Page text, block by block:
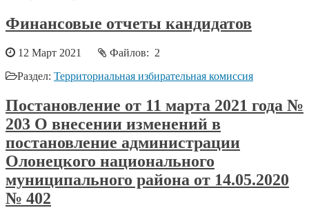
Финансовые отчеты кандидатов
12 Март 2021
Файлов: 2
Раздел: Территориальная избирательная комиссия
Постановление от 11 марта 2021 года №
203 О внесении изменений в
постановление администрации
Олонецкого национального
муниципального района от 14.05.2020
№ 402